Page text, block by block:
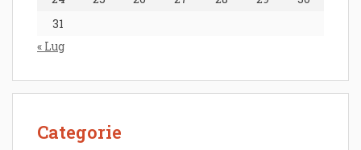
31
« Lug
Categorie